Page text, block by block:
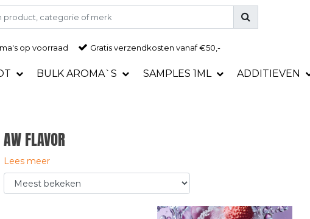
op voorraad Gratisverzendkosten vanaf €50,-
BULK AROMA`S SAMPLES 1ML ADDITIEVEN
AW FLAVOR
Lees meer